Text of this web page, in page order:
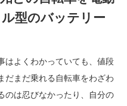
型のバッテリー
はよくわかっていても、値段
だまだ乗れる自転車をわざわ
のは忍びなかったり、自分の